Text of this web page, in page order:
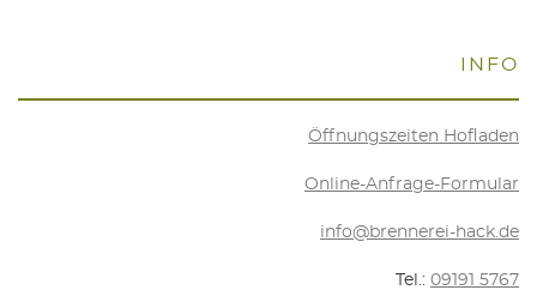
INFO
Öff­nungs­zei­ten Hofladen
Online-Anfra­ge-For­mu­lar
info@brennerei-hack.de
Tel.: 09191 5767